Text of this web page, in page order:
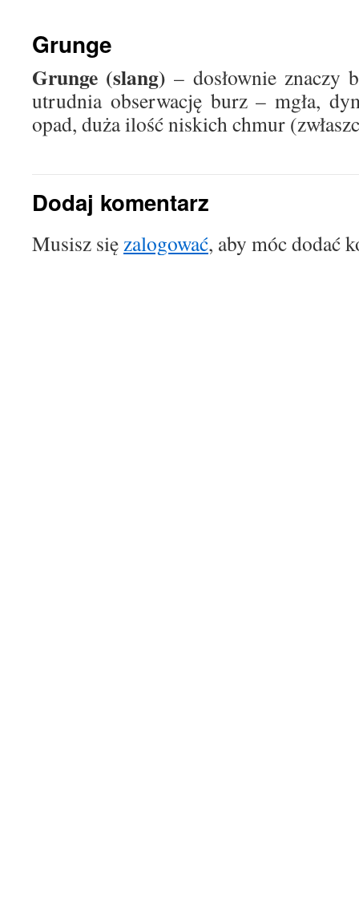
Grunge
Grunge (slang) – dosłownie znaczy
utrudnia obserwację burz – mgła,
opad, duża ilość niskich chmur
Dodaj komentarz
Musisz sięzalogować, aby móc dodać